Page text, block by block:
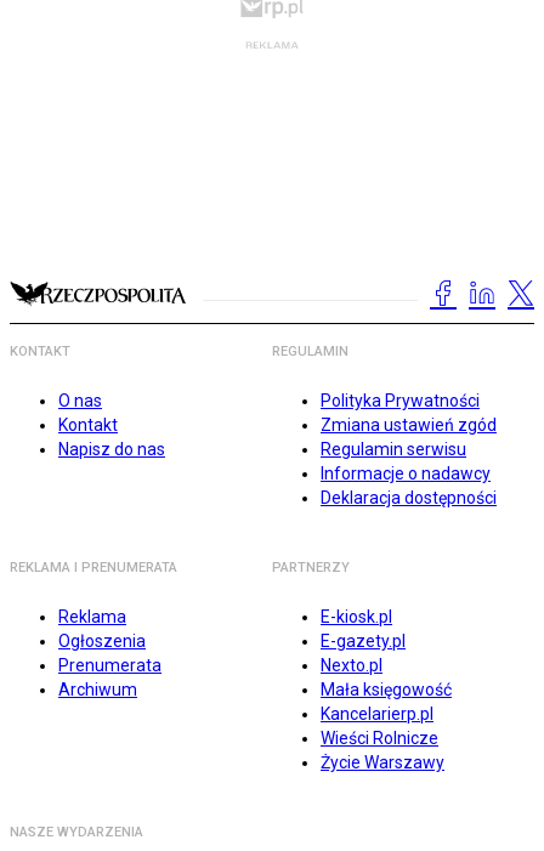
KONTAKT
O nas
Kontakt
Napisz do nas
REGULAMIN
Polityka Prywatności
Zmiana ustawień zgód
Regulamin serwisu
Informacje o nadawcy
Deklaracja dostępności
REKLAMA I PRENUMERATA
Reklama
Ogłoszenia
Prenumerata
Archiwum
PARTNERZY
E-kiosk.pl
E-gazety.pl
Nexto.pl
Mała księgowość
Kancelarierp.pl
Wieści Rolnicze
Życie Warszawy
NASZE WYDARZENIA